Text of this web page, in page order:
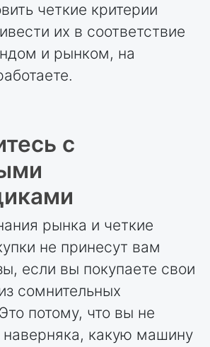
четкие критерии
их в соответствие
и рынком, на
с
рынка и четкие
не принесут вам
если вы покупаете свои
сомнительных
потому, что вы не
наверняка, какую машину